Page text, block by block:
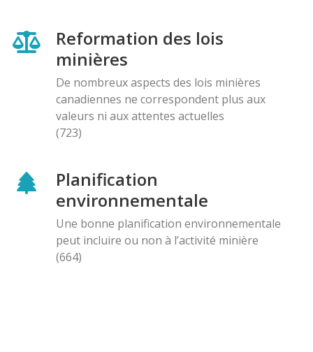
Reformation des lois
minières
De nombreux aspects des lois minières
canadiennes ne correspondent plus aux
valeurs ni aux attentes actuelles
(723)
Planification
environnementale
Une bonne planification environnementale
peut incluire ou non à l’activité minière
(664)